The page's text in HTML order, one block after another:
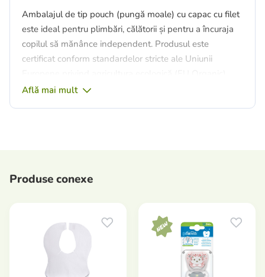
Ambalajul de tip pouch (pungă moale) cu capac cu filet
este ideal pentru plimbări, călătorii și pentru a încuraja
copilul să mănânce independent. Produsul este
certificat conform standardelor stricte ale Uniunii
Beneficii principale:
Compoziție sigură:
formatul pouch ajută
copilul să învețe să țină ambalajul și să mănânce
singur.
Caracteristici:
Află mai mult
Produse conexe